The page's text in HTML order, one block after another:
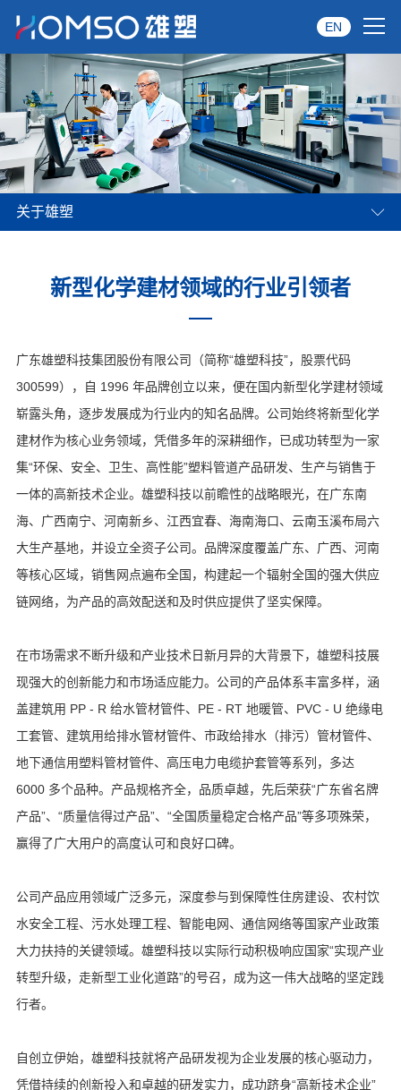
首页
关于雄塑
产品中心
品牌服务
经销商专区
经典案例
联系我们
EN
关于雄塑
新型化学建材领域的行业引领者
广东雄塑科技集团股份有限公司（简称“雄塑科技”，股票代码
300599），自 1996 年品牌创立以来，便在国内新型化学建材领域
崭露头角，逐步发展成为行业内的知名品牌。公司始终将新型化学
建材作为核心业务领域，凭借多年的深耕细作，已成功转型为一家
集“环保、安全、卫生、高性能”塑料管道产品研发、生产与销售于
一体的高新技术企业。雄塑科技以前瞻性的战略眼光，在广东南
海、广西南宁、河南新乡、江西宜春、海南海口、云南玉溪布局六
大生产基地，并设立全资子公司。品牌深度覆盖广东、广西、河南
等核心区域，销售网点遍布全国，构建起一个辐射全国的强大供应
链网络，为产品的高效配送和及时供应提供了坚实保障。
在市场需求不断升级和产业技术日新月异的大背景下，雄塑科技展
现强大的创新能力和市场适应能力。公司的产品体系丰富多样，涵
盖建筑用 PP - R 给水管材管件、PE - RT 地暖管、PVC - U 绝缘电
工套管、建筑用给排水管材管件、市政给排水（排污）管材管件、
地下通信用塑料管材管件、高压电力电缆护套管等系列，多达
6000 多个品种。产品规格齐全，品质卓越，先后荣获“广东省名牌
产品”、“质量信得过产品”、“全国质量稳定合格产品”等多项殊荣，
赢得了广大用户的高度认可和良好口碑。
公司产品应用领域广泛多元，深度参与到保障性住房建设、农村饮
水安全工程、污水处理工程、智能电网、通信网络等国家产业政策
大力扶持的关键领域。雄塑科技以实际行动积极响应国家“实现产业
转型升级，走新型工业化道路”的号召，成为这一伟大战略的坚定践
行者。
自创立伊始，雄塑科技就将产品研发视为企业发展的核心驱动力，
凭借持续的创新投入和卓越的研发实力，成功跻身“高新技术企业”